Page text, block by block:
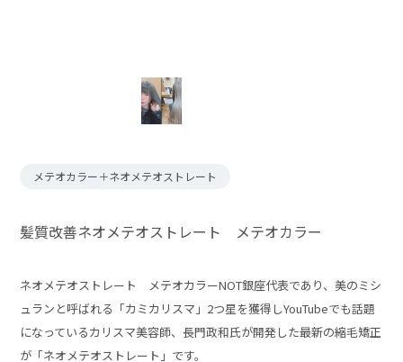
メテオカラー＋ネオメテオストレート
髪質改善ネオメテオストレート メテオカラー
ネオメテオストレート メテオカラーNOT銀座代表であり、美のミシ
ュランと呼ばれる「カミカリスマ」2つ星を獲得しYouTubeでも話題
になっているカリスマ美容師、長門政和氏が開発した最新の縮毛矯正
が「ネオメテオストレート」です。